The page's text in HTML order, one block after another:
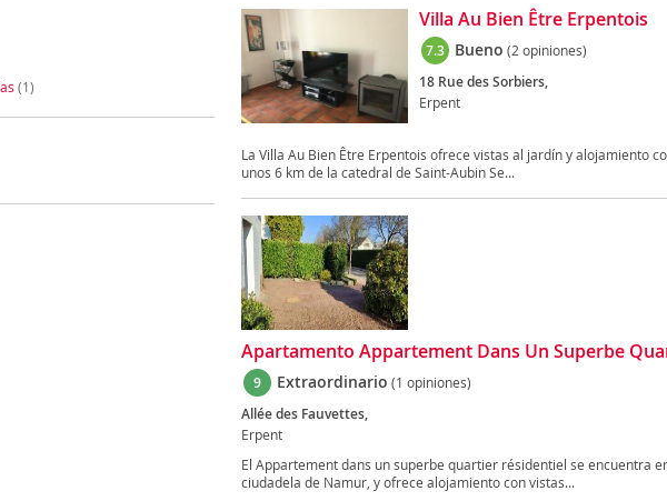
(1)
Villa Au Bien Être Erpentois
7.3 Bueno (2 opiniones)
18 Rue des Sorbiers,
Erpent
La Villa Au Bien Être Erpentois ofrece vistas al jardín y alojamiento
unos 6 km de la catedral de Saint-Aubin Se...
Apartamento Appartement Dans Un Superbe
9 Extraordinario (1 opiniones)
Allée des Fauvettes,
Erpent
El Appartement dans un superbe quartier résidentiel se encuentra
ciudadela de Namur, y ofrece alojamiento con vistas...